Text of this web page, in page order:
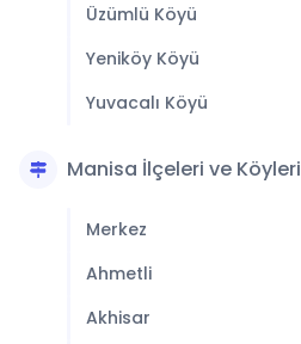
Üzümlü Köyü
Yeniköy Köyü
Yuvacalı Köyü
Manisa İlçeleri ve Köyleri
Merkez
Ahmetli
Akhisar